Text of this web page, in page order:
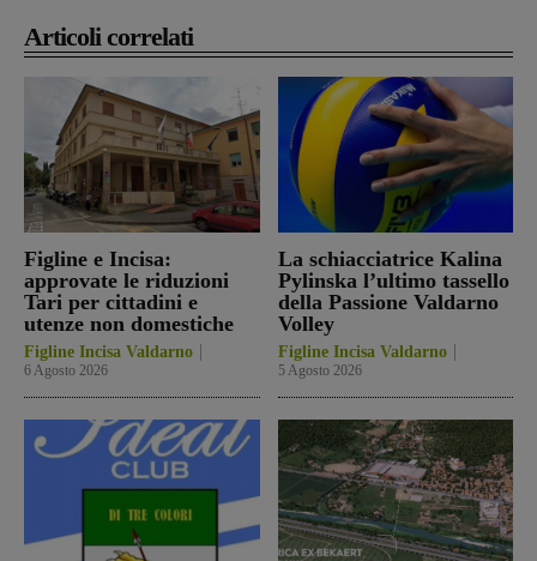
Articoli correlati
Figline e Incisa:
approvate le riduzioni
Tari per cittadini e
utenze non domestiche
Figline Incisa Valdarno
6 Agosto 2026
La schiacciatrice Kalina
Pylinska l’ultimo tassello
della Passione Valdarno
Volley
Figline Incisa Valdarno
5 Agosto 2026